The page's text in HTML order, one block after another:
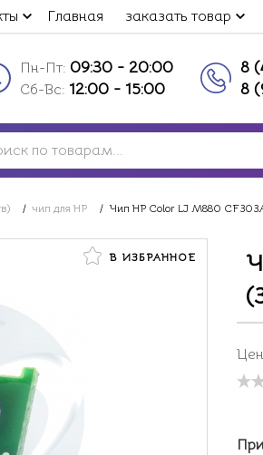
Главная заказать товар
Пн-Пт: 09:30 - 20:00
Сб-Вс: 12:00 - 15:00
8
8
/ чип для HP / Чип HP Color LJ M880
В ИЗБРАННОЕ